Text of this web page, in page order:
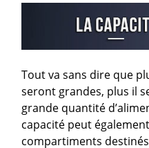
Tout va sans dire que
seront grandes, plus il
grande quantité
capacité peut
compartiments